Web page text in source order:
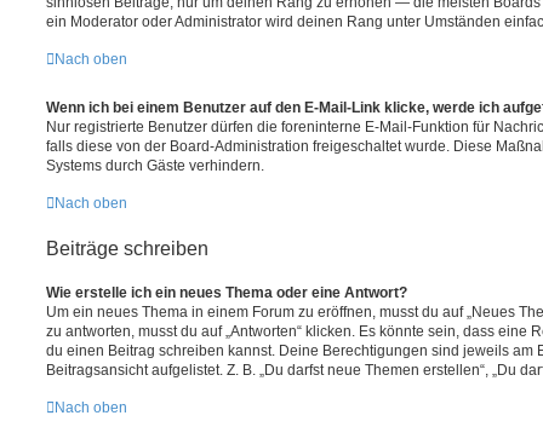
ein Moderator oder Administrator wird deinen Rang unter Umständen
Nach oben
Wenn ich bei einem Benutzer auf den E-Mail-Link klicke, werde ich
Nur registrierte Benutzer dürfen die foreninterne E-Mail-Funktion für
falls diese von der Board-Administration freigeschaltet wurde. Diese
Systems durch Gäste verhindern.
Nach oben
Beiträge schreiben
Wie erstelle ich ein neues Thema oder eine Antwort?
Um ein neues Thema in einem Forum zu eröffnen, musst du auf „Neues
zu antworten, musst du auf „Antworten“ klicken. Es könnte sein, dass eine
du einen Beitrag schreiben kannst. Deine Berechtigungen sind jeweils am
Beitragsansicht aufgelistet. Z. B. „Du darfst neue Themen erstellen“, „Du
Nach oben